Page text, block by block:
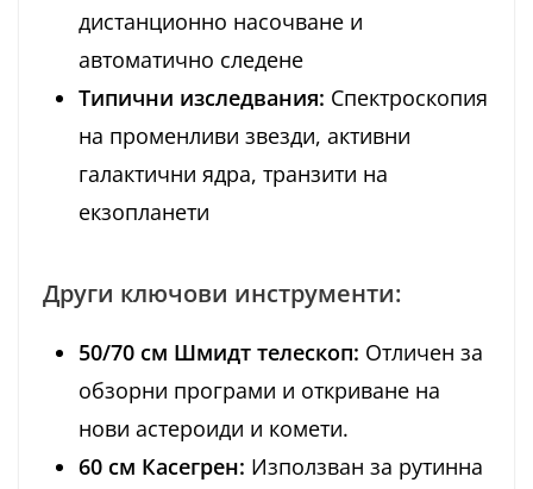
дистанционно насочване и
автоматично следене
Типични изследвания: Спектроскопия
на променливи звезди, активни
галактични ядра, транзити на
екзопланети
Други ключови инструменти:
50/70 см Шмидт телескоп: Отличен за
обзорни програми и откриване на
нови астероиди и комети.
60 см Касегрен: Използван за рутинна